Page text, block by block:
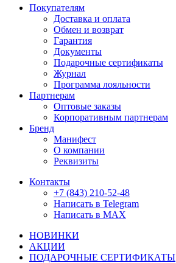
Покупателям
Доставка и оплата
Обмен и возврат
Гарантия
Документы
Подарочные сертификаты
Журнал
Программа лояльности
Партнерам
Оптовые заказы
Корпоративным партнерам
Бренд
Манифест
О компании
Реквизиты
Контакты
+7 (843) 210-52-48
Написать в Telegram
Написать в MAX
НОВИНКИ
АКЦИИ
ПОДАРОЧНЫЕ СЕРТИФИКАТЫ